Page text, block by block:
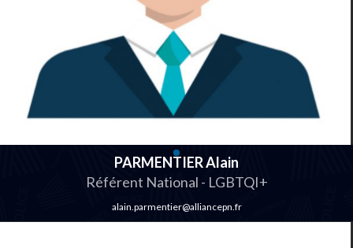
PARMENTIER Alain
Référent National - LGBTQI+
alain.parmentier@alliancepn.fr